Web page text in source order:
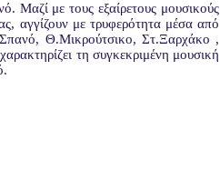
Μαζί με τους εξαίρετους μουσικούς
αγγίζουν με τρυφερότητα μέσα από
Θ.Μικρούτσικο, Στ.Ξαρχάκο ,
τη συγκεκριμένη μουσική